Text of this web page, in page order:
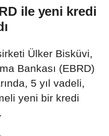
ile yeni kredi
Ülker Bisküvi,
Bankası (EBRD)
5 yıl vadeli,
yeni bir kredi